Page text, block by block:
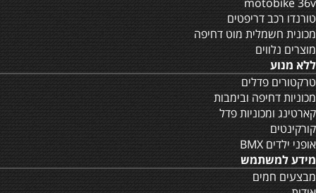
טורנדו רכב דריפטים
מכונית חשמלית מוט דחיפה
מוצרים נלווים
ללא מנוע
טרקטורים פדלים
מכוניות דחיפה ובימבות
קארטינג ומכוניות פדל
קורקינטים
אופני ילדים BMX
מידע למשתמש
מבצעים חמים